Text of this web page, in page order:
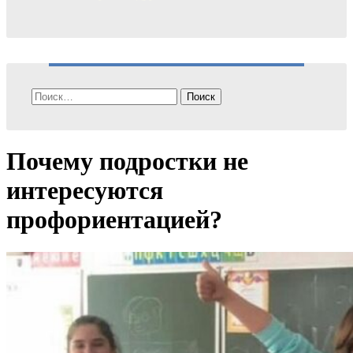
Найти:
Почему подростки не
интересуются
профориентацией?